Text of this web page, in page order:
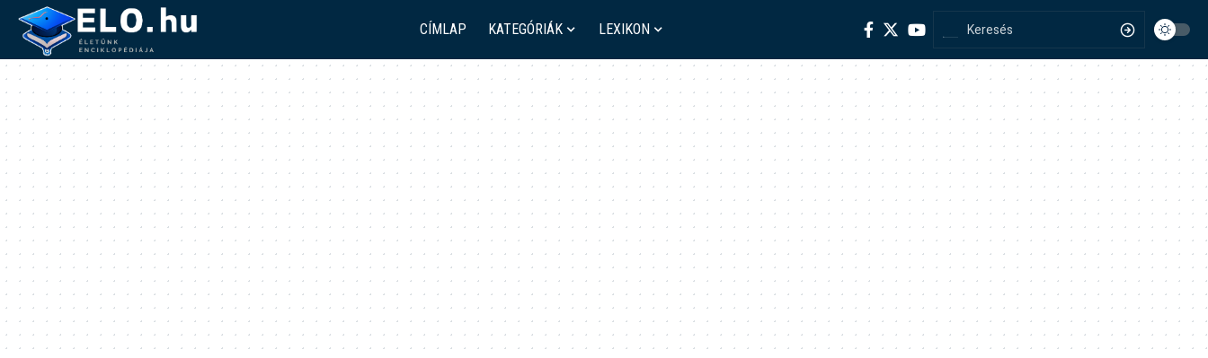
CÍMLAP KATEGÓRIÁK LEXIKON